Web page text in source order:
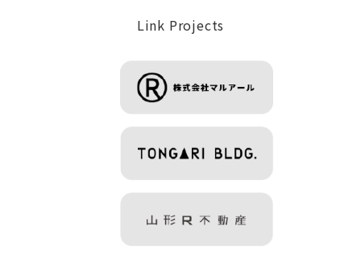
Link Projects